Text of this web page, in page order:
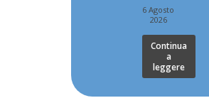
6 Agosto
2026
Continua
a
leggere